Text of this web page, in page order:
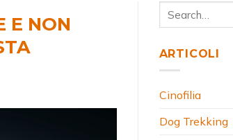
E NON
ARTICOLI
Cinofilia
Dog Trekking